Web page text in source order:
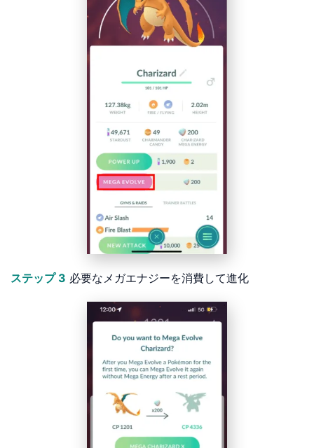
ステップ 3 必要なメガエナジーを消費して進化